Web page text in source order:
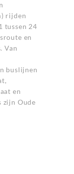
rijden
tussen 24
en
Van
buslijnen
en
zijn Oude